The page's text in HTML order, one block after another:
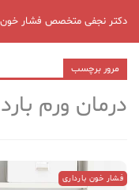
دکتر نجفی متخصص فشار خون
مرور برچسب
درمان ورم
فشار خون بارداری